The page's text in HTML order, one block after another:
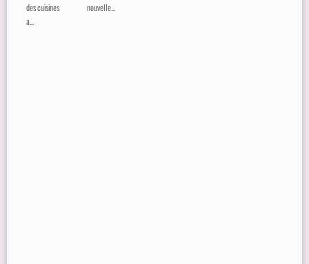
des cuisines
a...
nouvelle...